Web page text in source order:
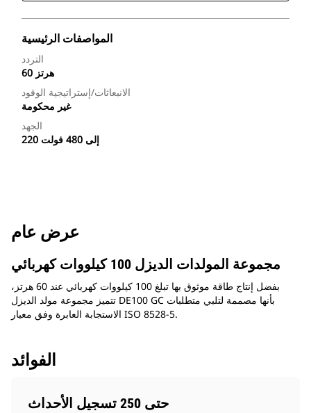
المواصفات الرئيسية
التردد
60 هرتز
الانبعاثات/إستراتيجية الوقود
غير محكومة
الجهد
220 إلى 480 فولت
عرض عام
مجموعة المولدات الديزل 100 كيلووات كهربائي
بفضل إنتاج طاقة موثوق بها تبلغ 100 كيلووات كهربائي عند 60 هرتز،
تتميز مجموعة مولد الديزل DE100 GC بأنها مصممة لتلبي متطلبات
الاستجابة العابرة وفق معيار ISO 8528-5.
الفوائد
حتى 250 تسجيل الأحداث